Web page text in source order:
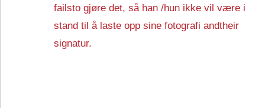
failsto gjøre det, så han /hun ikke vil være i
stand til å laste opp sine fotografi andtheir
signatur.